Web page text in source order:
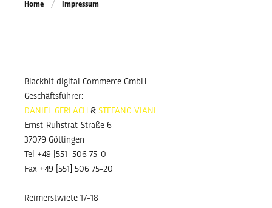
Home Impressum
Blackbit digital Commerce GmbH
Geschäftsführer:
DANIEL GERLACH & STEFANO VIANI
Ernst-Ruhstrat-Straße 6
37079 Göttingen
Tel +49 [551] 506 75-0
Fax +49 [551] 506 75-20
Reimerstwiete 17-18